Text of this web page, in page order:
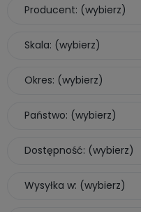
Producent: (wybierz)
Skala: (wybierz)
Okres: (wybierz)
Państwo: (wybierz)
Dostępność: (wybierz)
Wysyłka w: (wybierz)